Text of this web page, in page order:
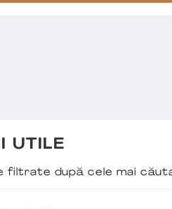
UTILE
filtrate după cele mai